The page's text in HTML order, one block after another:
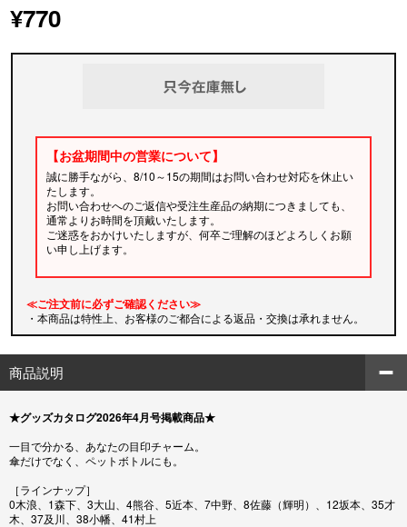
¥770
【お盆期間中の営業について】
誠に勝手ながら、8/10～15の期間はお問い合わせ対応を休止い
たします。
お問い合わせへのご返信や受注生産品の納期につきましても、
通常よりお時間を頂戴いたします。
ご迷惑をおかけいたしますが、何卒ご理解のほどよろしくお願
い申し上げます。
≪ご注文前に必ずご確認ください≫
・本商品は特性上、お客様のご都合による返品・交換は承れません。
商品説明
★グッズカタログ2026年4月号掲載商品★
一目で分かる、あなたの目印チャーム。
傘だけでなく、ペットボトルにも。
［ラインナップ］
0木浪、1森下、3大山、4熊谷、5近本、7中野、8佐藤（輝明）、12坂本、35才
木、37及川、38小幡、41村上